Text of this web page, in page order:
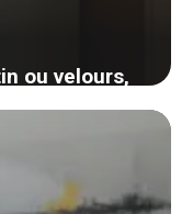
ou velours,
finition pièce